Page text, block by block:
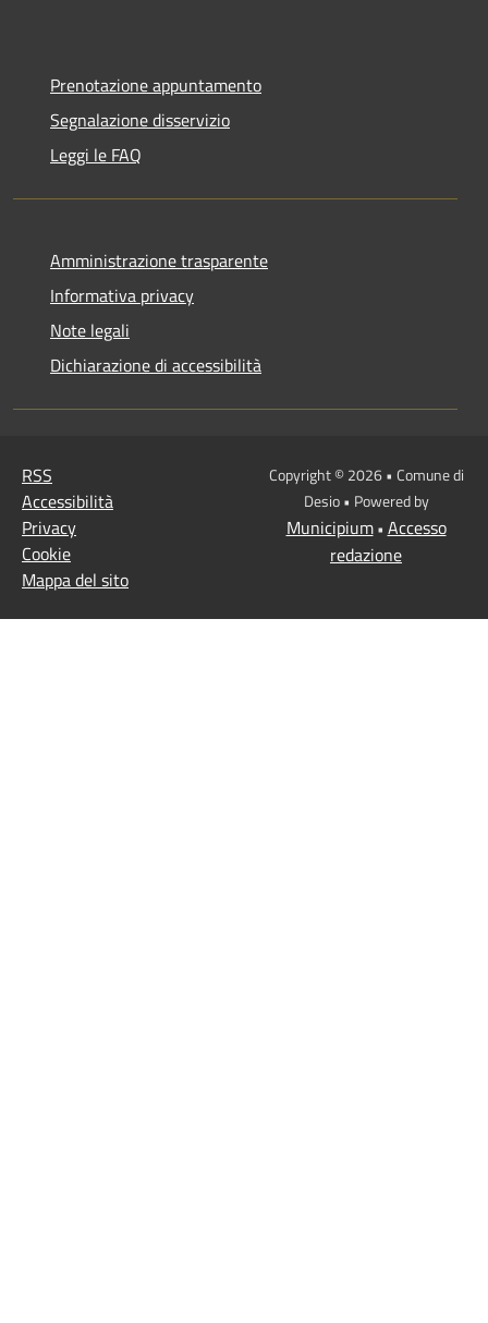
Prenotazione appuntamento
Segnalazione disservizio
Leggi le FAQ
Amministrazione trasparente
Informativa privacy
Note legali
Dichiarazione di accessibilità
RSS
Accessibilità
Privacy
Cookie
Mappa del sito
Copyright © 2026 • Comune di
Desio • Powered by
Municipium• Accesso
redazione